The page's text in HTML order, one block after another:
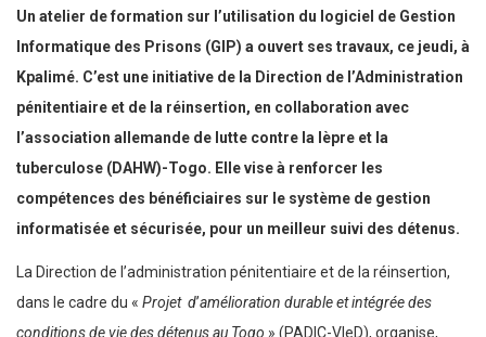
Un atelier de formation sur l’utilisation du logiciel de Gestion
Informatique des Prisons (GIP) a ouvert ses travaux, ce jeudi, à
Kpalimé. C’est une initiative de la Direction de l’Administration
pénitentiaire et de la réinsertion, en collaboration avec
l’association allemande de lutte contre la lèpre et la
tuberculose (DAHW)-Togo. Elle vise à renforcer les
compétences des bénéficiaires sur le système de gestion
informatisée et sécurisée, pour un meilleur suivi des détenus.
La Direction de l’administration pénitentiaire et de la réinsertion,
dans le cadre du « Projet d’amélioration durable et intégrée des
conditions de vie des détenus au Togo » (PADIC-VIeD), organise,